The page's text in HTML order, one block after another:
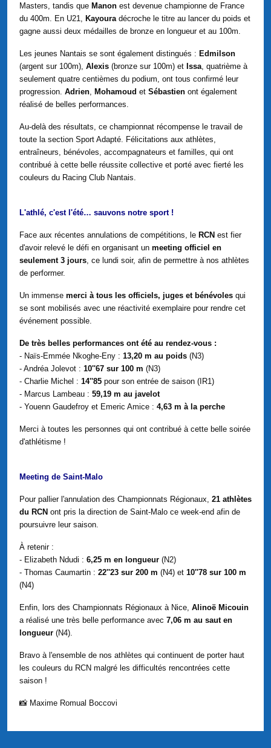
Masters, tandis que Manon est devenue championne de France
du 400m. En U21, Kayoura décroche le titre au lancer du poids et
gagne aussi deux médailles de bronze en longueur et au 100m.
Les jeunes Nantais se sont également distingués : Edmilson
(argent sur 100m), Alexis (bronze sur 100m) et Issa , quatrième à
seulement quatre centièmes du podium, ont tous confirmé leur
progression. Adrien Mohamoud et Sébastien ont également
réalisé de belles performances.
Au-delà des résultats, ce championnat récompense le travail de
toute la section Sport Adapté. Félicitations aux athlètes,
entraîneurs, bénévoles, accompagnateurs et familles, qui ont
contribué à cette belle réussite collective et porté avec fierté les
couleurs du Racing Club Nantais.
L'athlé, c'est l'été… sauvons notre sport !
Face aux récentes annulations de compétitions, le RCN est fier
d'avoir relevé le défi en organisant un meeting officiel en
seulement 3 jours , ce lundi soir, afin de permettre à nos athlètes
de performer.
Un immense merci à tous les officiels, juges et bénévoles qui
se sont mobilisés avec une réactivité exemplaire pour rendre cet
événement possible.
De très belles performances ont été au rendez-vous :
- Naïs-Emmée Nkoghe-Eny : 13,20 m au poids (N3)
- Andréa Jolevot : 10''67 sur 100 m (N3)
- Charlie Michel : 14''85 pour son entrée de saison (IR1)
- Marcus Lambeau : 59,19 m au javelot
- Youenn Gaudefroy et Emeric Amice : 4,63 m à la perche
Merci à toutes les personnes qui ont contribué à cette belle soirée
d'athlétisme !
Meeting de Saint-Malo
Pour pallier l'annulation des Championnats Régionaux, 21 athlètes
du RCN ont pris la direction de Saint-Malo ce week-end afin de
poursuivre leur saison.
À retenir :
- Elizabeth Ndudi : 6,25 m en longueur (N2)
- Thomas Caumartin : 22''23 sur 200 m (N4) et 10''78 sur 100 m
(N4)
Enfin, lors des Championnats Régionaux à Nice, Alinoë Micouin
a réalisé une très belle performance avec 7,06 m au saut en
longueur (N4).
Bravo à l'ensemble de nos athlètes qui continuent de porter haut
les couleurs du RCN malgré les difficultés rencontrées cette
saison !
📸 Maxime Romual Boccovi